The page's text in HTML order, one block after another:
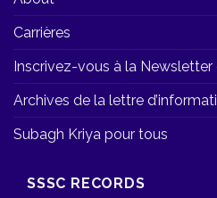
Carrières
Inscrivez-vous à la Newsletter
Archives de la lettre
Subagh Kriya pour tous
SSSC RECORDS